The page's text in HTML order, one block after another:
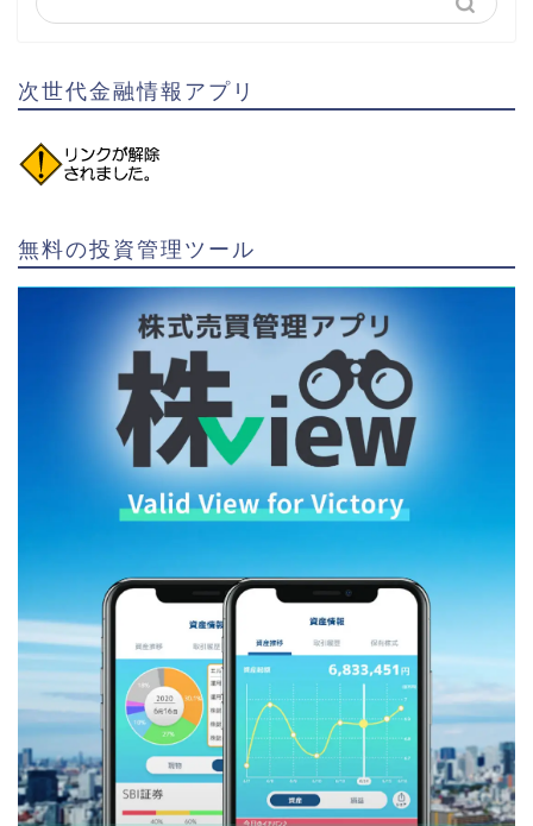
次世代金融情報アプリ
無料の投資管理ツール